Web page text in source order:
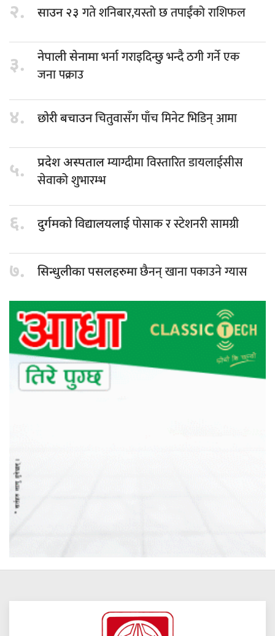
२. साउन २३गते शनिबार,यस्तो छ तपाईंको राशिफल
३. नेपाली सेनामाभर्ना गराइदिन्छु भन्दै ठगी गर्ने एक
जना पक्राउ
४. छोरी बचाउनचितुवासँग पाँच मिनेट भिडिन् आमा
५. प्रदेश अस्पतालम्याग्दीमा विस्तारित डायलाईसीस
सेवाको शुभारम्भ
६. दुर्गमको विद्यालयलाईपोसाक र स्टेशनरी सामग्री
७. सिन्धुलीका पसलहरुमाछैनन् खाना पकाउने ग्यास